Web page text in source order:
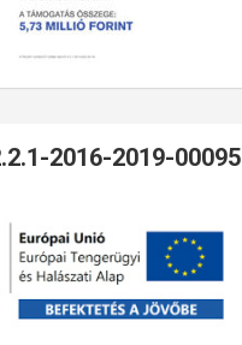
2016-2019-00095